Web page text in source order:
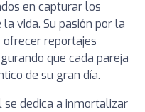
en capturar los
vida. Su pasión por la
reportajes
que cada pareja
de su gran día.
se dedica a inmortalizar